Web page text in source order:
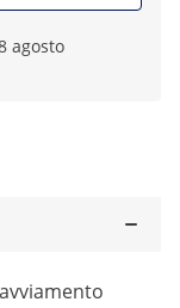
agosto